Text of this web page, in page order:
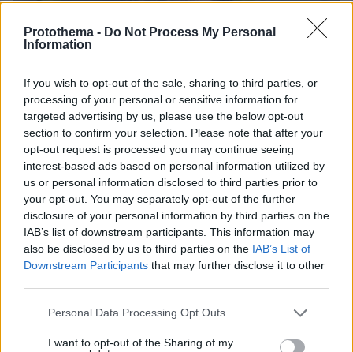
Protothema - Do Not Process My Personal
Information
If you wish to opt-out of the sale, sharing to third parties, or
processing of your personal or sensitive information for
targeted advertising by us, please use the below opt-out
section to confirm your selection. Please note that after your
opt-out request is processed you may continue seeing
interest-based ads based on personal information utilized by
us or personal information disclosed to third parties prior to
your opt-out. You may separately opt-out of the further
disclosure of your personal information by third parties on the
IAB’s list of downstream participants. This information may
also be disclosed by us to third parties on the IAB’s List of
Downstream Participants that may further disclose it to other
Please note that this website/app uses one or more Google
not limited to your visit or usage behaviour. You may click to
Personal Data Processing Opt Outs
I want to opt-out of the Sharing of my
Χρίστος Κούγιας: Η προσωπική μου ζωή δεν
μπορεί να είναι αντικείμενο φημών ή σεναρίων